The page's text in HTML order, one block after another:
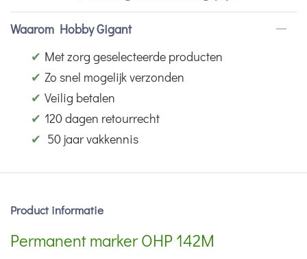
Waarom Hobby Gigant
✔ Met zorg geselecteerde producten
✔ Zo snel mogelijk verzonden
✔ Veilig betalen
✔ 120 dagen retourrecht
✔ 50 jaar vakkennis
Product informatie
Permanent marker OHP 142M